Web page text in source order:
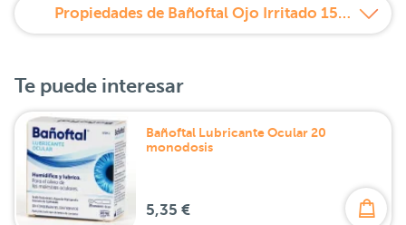
Propiedades de Bañoftal Ojo Irritado 15 monodosis
Te puede interesar
Bañoftal Lubricante Ocular 20
monodosis
5,35 €